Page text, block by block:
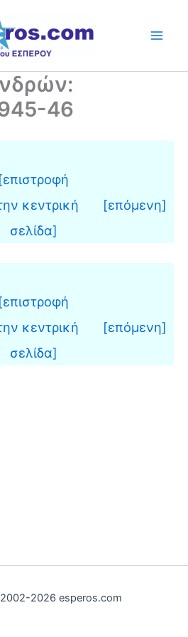
46
[επιστροφή
κεντρική
σελίδα]
[επόμενη]
[επιστροφή
κεντρική
σελίδα]
[επόμενη]
2026 esperos.com